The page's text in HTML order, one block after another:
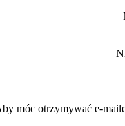
móc otrzymywać e-